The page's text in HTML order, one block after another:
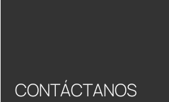
CONTÁCTANOS